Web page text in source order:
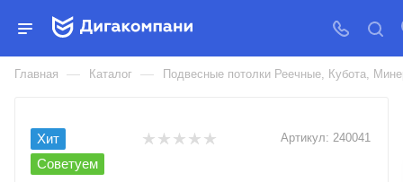
ПОТОЛОЧНАЯ ПЛИТА АРТИК
РОКФОН ИЗ КАМЕННОЙ ВАТЫ
Главная — Каталог — Подвесные потолки Реечные, Кубота,
Хит
Советуем
Артикул: 240041